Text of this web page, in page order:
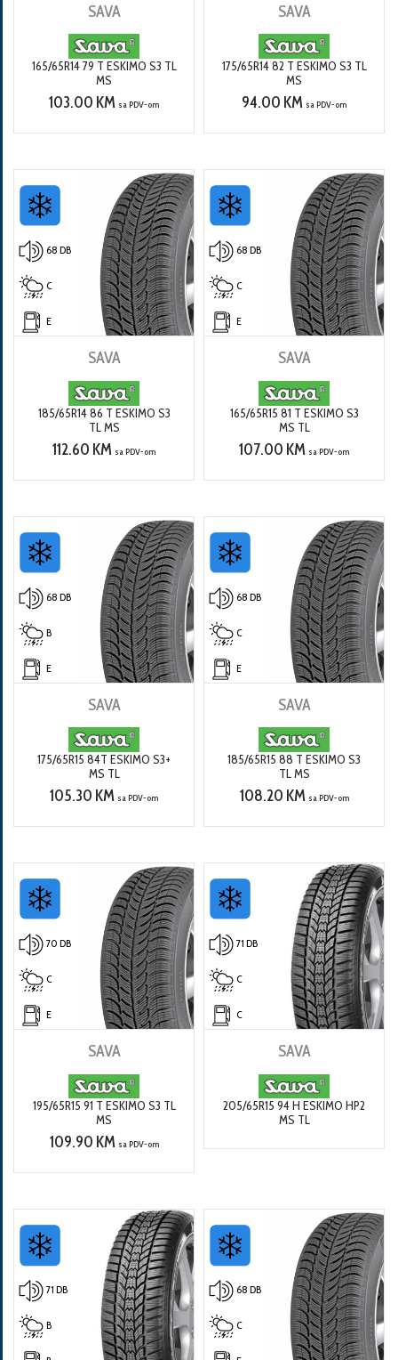
SAVA
165/65R14 79 T ESKIMO S3 TL
MS
103.00 KM sa PDV-om
SAVA
175/65R14 82 T ESKIMO S3 TL
MS
94.00 KM sa PDV-om
68 DB
C
E
SAVA
185/65R14 86 T ESKIMO S3
TL MS
112.60 KM sa PDV-om
68 DB
C
E
SAVA
165/65R15 81 T ESKIMO S3
MS TL
107.00 KM sa PDV-om
68 DB
B
E
SAVA
175/65R15 84T ESKIMO S3+
MS TL
105.30 KM sa PDV-om
68 DB
C
E
SAVA
185/65R15 88 T ESKIMO S3
TL MS
108.20 KM sa PDV-om
70 DB
C
E
SAVA
195/65R15 91 T ESKIMO S3 TL
MS
109.90 KM sa PDV-om
71 DB
C
C
SAVA
205/65R15 94 H ESKIMO HP2
MS TL
71 DB
B
68 DB
C